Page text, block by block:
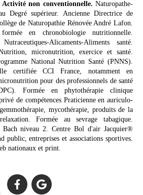
non conventionnelle. Naturopathe-
Degré supérieur. Ancienne Directrice de
de Naturopathie Rénovée André Lafon.
en chronobiologie nutritionnelle.
Alicaments-Aliments santé.
micronutrition, exercice et santé.
National Nutrition Santé (PNNS).
certifiée CCI France, notamment en
pour des professionnels de santé
Formée en phytothérapie clinique
de compétences Praticienne en auriculo-
mycothérapie, produits de la
Formée au sevrage tabagique.
Bach niveau 2. Centre Bol d'air Jacquier®
public, entreprises et associations sportives.
nationaux et print.